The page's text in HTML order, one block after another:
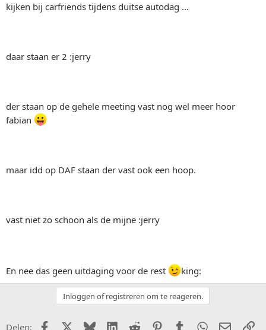
kijken bij carfriends tijdens duitse autodag ...
daar staan er 2 :jerry
der staan op de gehele meeting vast nog wel meer hoor
fabian
maar idd op DAF staan der vast ook een hoop.
vast niet zo schoon als de mijne :jerry
En nee das geen uitdaging voor de rest king:
Inloggen of registreren om te reageren.
Delen: FacebookX (Twitter)
BlueskyLinkedIn
Reddit PinterestTumblr WhatsApp
E-mail